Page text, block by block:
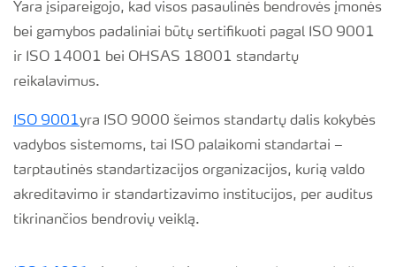
Yara įsipareigojo, kad visos pasaulinės bendrovės įmonės
bei gamybos padaliniai būtų sertifikuoti pagal ISO 9001
ir ISO 14001 bei OHSAS 18001 standartų
reikalavimus.
ISO 9001yra ISO 9000 šeimos standartų dalis kokybės
vadybos sistemoms, tai ISO palaikomi standartai –
tarptautinės standartizacijos organizacijos, kurią valdo
akreditavimo ir standartizavimo institucijos, per auditus
tikrinančios bendrovių veiklą.